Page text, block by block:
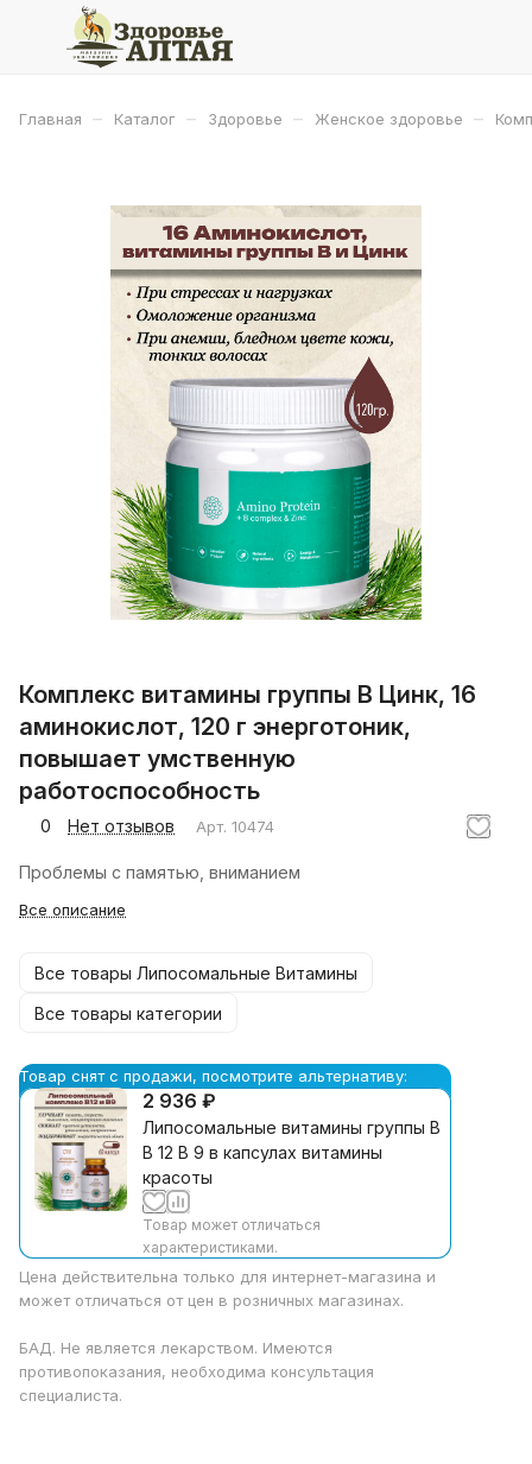
Главная – Каталог – Здоровье – Женское здоровье –
Комплекс витамины группы В Цинк, 16
аминокислот, 120 г энерготоник,
повышает умственную
работоспособность
0 Нет отзывов Арт. 10474
Проблемы с памятью, вниманием
Все описание
Все товары Липосомальные Витамины
Все товары категории
Товар снят с продажи, посмотрите альтернативу:
2 936 ₽
Липосомальные витамины группы В
В 12 В 9 в капсулах витамины
красоты
Товар может отличаться
характеристиками.
Цена действительна только для интернет-магазина и
может отличаться от цен в розничных магазинах.
БАД. Не является лекарством. Имеются
противопоказания, необходима консультация
специалиста.